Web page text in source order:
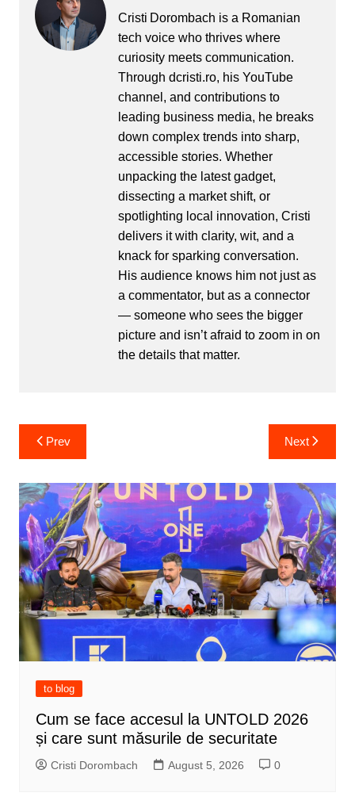
Cristi Dorombach is a Romanian
tech voice who thrives where
curiosity meets communication.
Through dcristi.ro, his YouTube
channel, and contributions to
leading business media, he breaks
down complex trends into sharp,
accessible stories. Whether
unpacking the latest gadget,
dissecting a market shift, or
spotlighting local innovation, Cristi
delivers it with clarity, wit, and a
knack for sparking conversation.
His audience knows him not just as
a commentator, but as a connector
— someone who sees the bigger
picture and isn’t afraid to zoom in on
the details that matter.
Post
navigation
Prev Next
to blog
Cum se face accesul la UNTOLD 2026
și care sunt măsurile de securitate
Cristi Dorombach August 5, 2026 0